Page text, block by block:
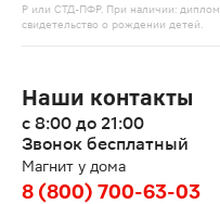
Р или СТД-ПФР. При наличии:
свидетельство о рождении детей.
Наши контакты
с 8:00 до 21:00
Звонок бесплатный
Магнит у дома
8 (800) 700-63-03